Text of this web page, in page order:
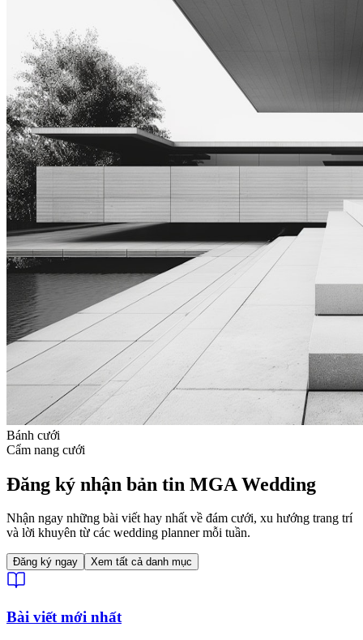
Bánh cưới
Cẩm nang cưới
Đăng ký nhận bản tin MGA Wedding
Nhận ngay những bài viết hay nhất về đám cưới, xu hướng trang trí
và lời khuyên từ các wedding planner mỗi tuần.
Đăng ký ngay Xem tất cả danh mục
Bài viết mới nhất